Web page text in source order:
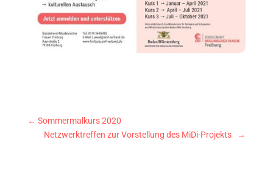
← Sommermalkurs 2020
Netzwerktreffen zur Vorstellung des MiDi-Projekts
→